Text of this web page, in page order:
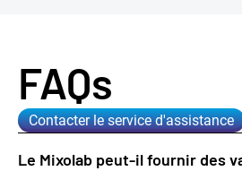
FAQs
Contacter le service d'assistance
Le Mixolab peut-il fournir des